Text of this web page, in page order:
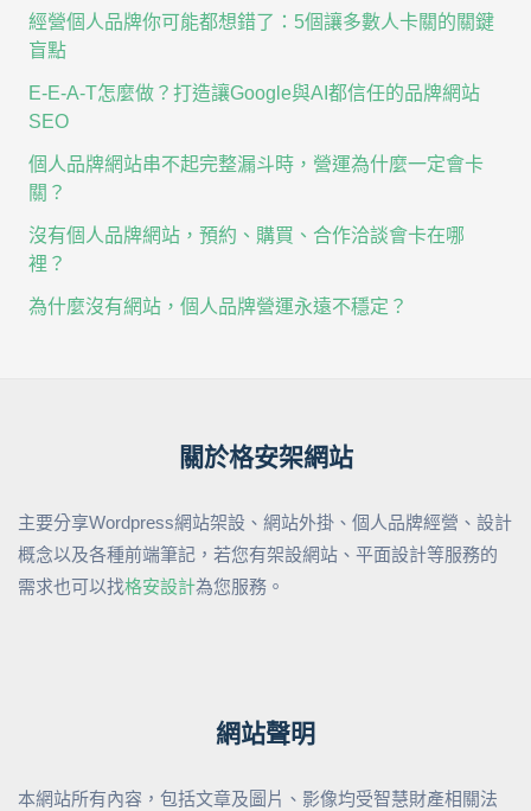
經營個人品牌你可能都想錯了：5個讓多數人卡關的關鍵
盲點
E-E-A-T怎麼做？打造讓Google與AI都信任的品牌網站
SEO
個人品牌網站串不起完整漏斗時，營運為什麼一定會卡
關？
沒有個人品牌網站，預約、購買、合作洽談會卡在哪
裡？
為什麼沒有網站，個人品牌營運永遠不穩定？
關於格安架網站
主要分享Wordpress網站架設、網站外掛、個人品牌經營、設計
概念以及各種前端筆記，若您有架設網站、平面設計等服務的
需求也可以找格安設計為您服務。
網站聲明
本網站所有內容，包括文章及圖片、影像均受智慧財產相關法